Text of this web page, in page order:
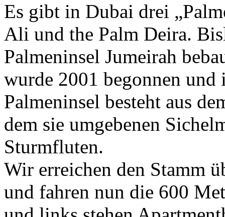
Es gibt in Dubai drei
Ali und the Palm Deira.
Palmeninsel Jumeirah
wurde 2001 begonnen
Palmeninsel besteht aus
dem sie umgebenen
Sturmfluten.
Wir erreichen den Stamm
und fahren nun die 600